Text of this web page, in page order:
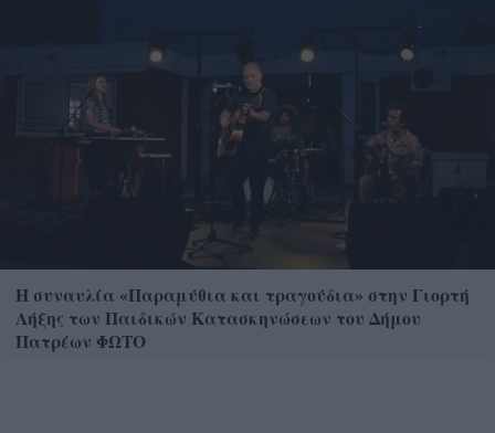
Η συναυλία «Παραμύθια και τραγούδια» στην Γιορτή
Λήξης των Παιδικών Κατασκηνώσεων του Δήμου
Πατρέων ΦΩΤΟ